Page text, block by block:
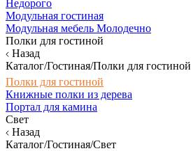
Недорого
Модульная гостиная
Модульная мебель Молодечно
Полки для гостиной
Назад
Каталог/Гостиная/Полки для гостиной
Полки для гостиной
Книжные полки из дерева
Портал для камина
Свет
Назад
Каталог/Гостиная/Свет